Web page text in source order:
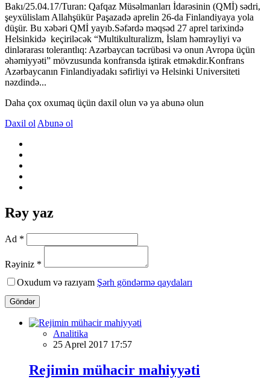
Bakı/25.04.17/Turan: Qafqaz Müsəlmanları İdarəsinin (QMİ) sədri,
şeyxülislam Allahşükür Paşazadə aprelin 26-da Finlandiyaya yola
düşür. Bu xəbəri QMİ yayıb.Səfərdə məqsəd 27 aprel tarixində
Helsinkidə keçiriləcək “Multikulturalizm, İslam həmrəyliyi və
dinlərarası tolerantlıq: Azərbaycan təcrübəsi və onun Avropa üçün
əhəmiyyəti” mövzusunda konfransda iştirak etməkdir.Konfrans
Azərbaycanın Finlandiyadakı səfirliyi və Helsinki Universiteti
nəzdində...
Daha çox oxumaq üçün daxil olun və ya abunə olun
Daxil ol Abunə ol
Rəy yaz
Ad *
Rəyiniz *
Oxudum və razıyam Şərh göndərmə qaydaları
Göndər
Analitika
25 Aprel 2017 17:57
Rejimin mühacir mahiyyəti